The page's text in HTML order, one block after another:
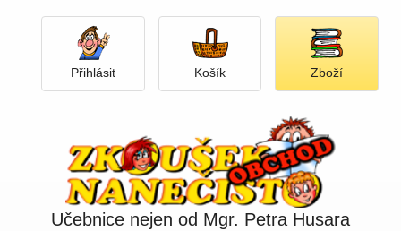
ZbožíOtevři
nabídku
KošíkOtevři košík
PřihlásitPřihlásit
Učebnice nejen od Mgr. Petra Husara